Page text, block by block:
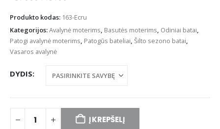
Produkto kodas: 163-Ecru
Kategorijos:Avalynė moterims, Basutės moterims, Odiniai batai,
Patogi avalynė moterims, Patogūs bateliai, Šilto sezono batai,
Vasaros avalynė
DYDIS
Į KREPŠELĮ